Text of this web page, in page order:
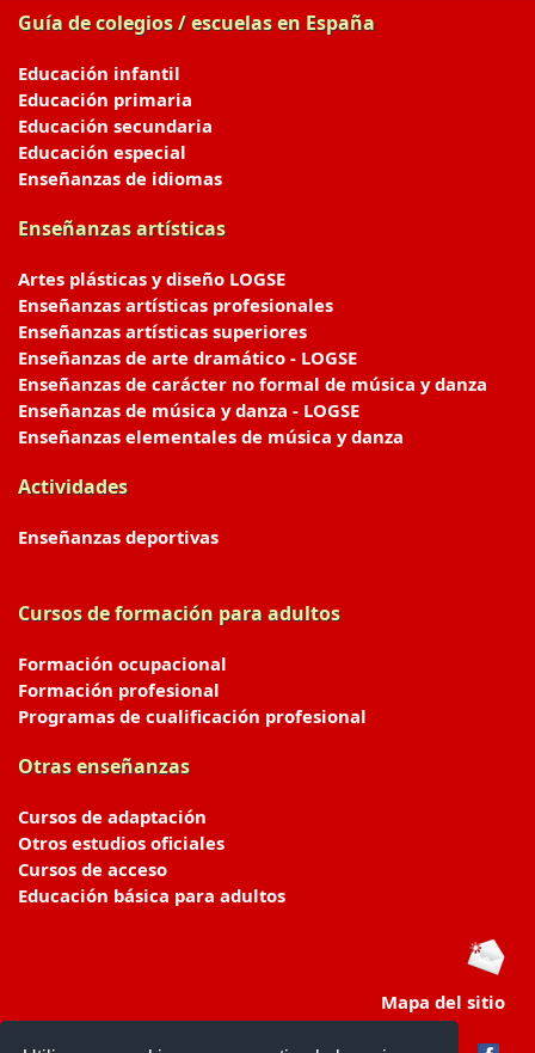
Guía de colegios / escuelas en España
Educación infantil
Educación primaria
Educación secundaria
Educación especial
Enseñanzas de idiomas
Enseñanzas artísticas
Artes plásticas y diseño LOGSE
Enseñanzas artísticas profesionales
Enseñanzas artísticas superiores
Enseñanzas de arte dramático - LOGSE
Enseñanzas de carácter no formal de música y danza
Enseñanzas de música y danza - LOGSE
Enseñanzas elementales de música y danza
Actividades
Enseñanzas deportivas
Cursos de formación para adultos
Formación ocupacional
Formación profesional
Programas de cualificación profesional
Otras enseñanzas
Cursos de adaptación
Otros estudios oficiales
Cursos de acceso
Educación básica para adultos
Mapa del sitio